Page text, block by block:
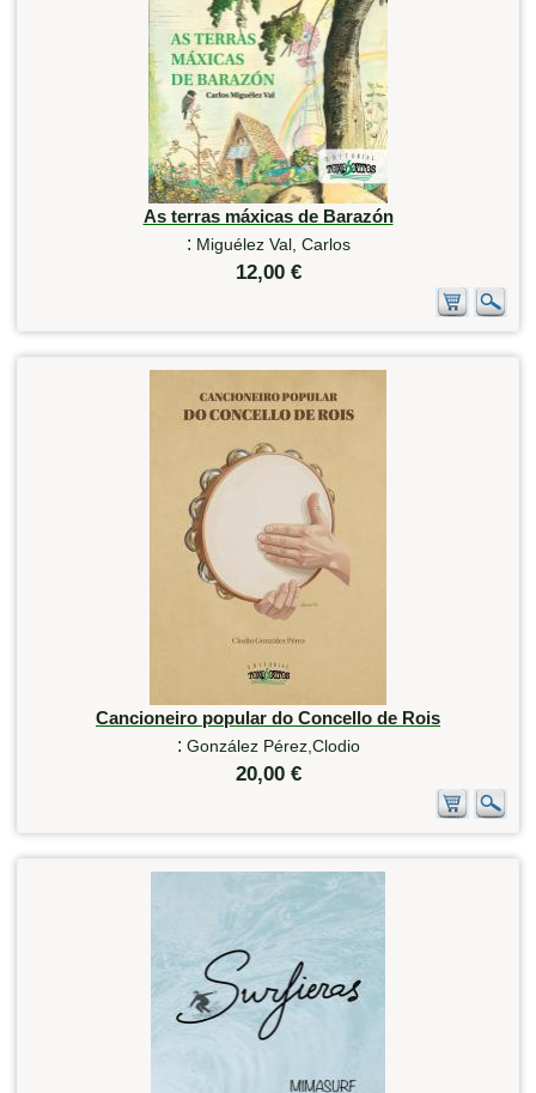
As terras máxicas de Barazón
: Miguélez Val, Carlos
12,00 €
Cancioneiro popular do Concello de Rois
: González Pérez,Clodio
20,00 €